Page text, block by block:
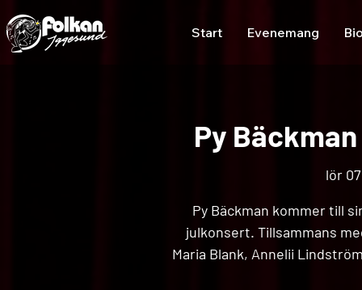
Start Evenemang
Py
lör
Py Bäckman kommer till
julkonsert. Tillsammans
Maria Blank, Annelii